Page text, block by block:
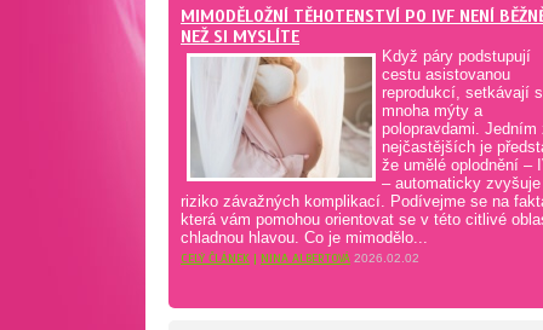
MIMODĚLOŽNÍ TĚHOTENSTVÍ PO IVF NENÍ
NEŽ SI MYSLÍTE
Když páry podstupují
cestu asistovanou
reprodukcí, setkávají
mnoha mýty a
polopravdami. Jedním
nejčastějších je
že umělé oplodnění –
– automaticky zvyšuje
riziko závažných komplikací. Podívejme se na
která vám pomohou orientovat se v této citlivé
chladnou hlavou. Co je mimodělo...
CELÝ ČLÁNEK | NINA ALBERTOVÁ 2026.02.02